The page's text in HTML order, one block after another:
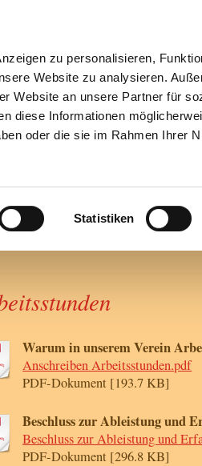
zu personalisieren,
Website zu analysieren.
Website an unsere Partner für
diese Informationen
oder die sie im Rahmen Ihrer
Statistiken
Warum in unserem Verein
Anschreiben Arbeitsstunden.pdf
PDF-Dokument [193.7 KB]
Beschluss zur Ableistung und
Beschluss zur Ableistung und
PDF-Dokument [296.8 KB]